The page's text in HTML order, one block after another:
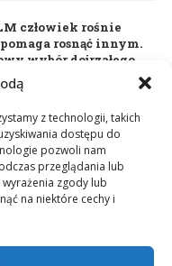
z technologii, takich
dostępu do
pozwoli nam
przeglądania lub
zgody lub
na niektóre cechy i
człowiek rośnie
rosnąć innym.
wybór dojrzałego
Cię